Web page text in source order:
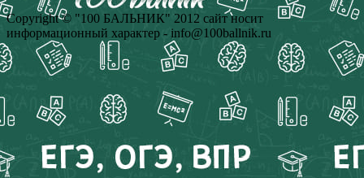
Copyright © "100 БАЛЬНИК" 2012 сайт носит
информационный характер - info@100ballnik.ru